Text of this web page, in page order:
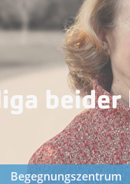
Begegnungszentrum